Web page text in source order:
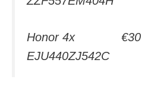
Honor 4x
EJU440ZJ542C